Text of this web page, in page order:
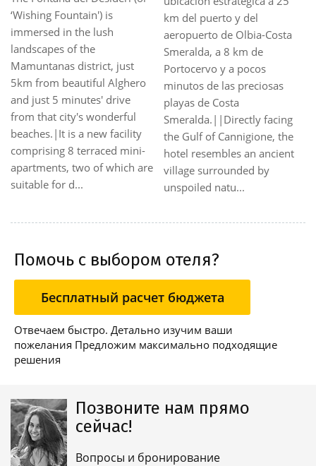
‘Wishing Fountain') is
immersed in the lush
landscapes of the
Mamuntanas district, just
5km from beautiful Alghero
and just 5 minutes' drive
from that city's wonderful
beaches.|It is a new facility
comprising 8 terraced mini-
apartments, two of which are
suitable for d...
km del puerto y del
aeropuerto de Olbia-Costa
Smeralda, a 8 km de
Portocervo y a pocos
minutos de las preciosas
playas de Costa
Smeralda.||Directly facing
the Gulf of Cannigione, the
hotel resembles an ancient
village surrounded by
unspoiled natu...
Помочь с выбором отеля?
Бесплатный расчет бюджета
Отвечаем быстро. Детально изучим ваши
пожелания Предложим максимально подходящие
решения
Позвоните нам прямо
сейчас!
Вопросы и бронирование